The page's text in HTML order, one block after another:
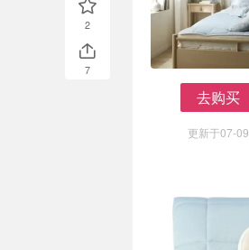
去购买
更新于07-09
2
7